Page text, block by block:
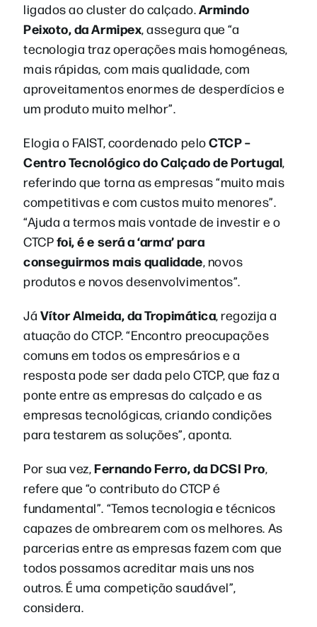
ligados ao cluster do calçado.Armindo
Peixoto, da Armipex, assegura que “a
tecnologia traz operações mais homogéneas,
mais rápidas, com mais qualidade, com
aproveitamentos enormes de desperdícios e
um produto muito melhor”.
Elogia o FAIST, coordenado peloCTCP –
Centro Tecnológico do Calçado de Portugal,
referindo que torna as empresas “muito mais
competitivas e com custos muito menores”.
“Ajuda a termos mais vontade de investir e o
CTCPfoi, é e será a ‘arma’ para
conseguirmos mais qualidade, novos
produtos e novos desenvolvimentos”.
Já Vítor Almeida, da Tropimática, regozija a
atuação do CTCP. “Encontro preocupações
comuns em todos os empresários e a
resposta pode ser dada pelo CTCP, que faz a
ponte entre as empresas do calçado e as
empresas tecnológicas, criando condições
para testarem as soluções”, aponta.
Por sua vez,Fernando Ferro, da DCSI Pro,
refere que “o contributo do CTCP é
fundamental”. “Temos tecnologia e técnicos
capazes de ombrearem com os melhores. As
parcerias entre as empresas fazem com que
todos possamos acreditar mais uns nos
outros. É uma competição saudável”,
considera.